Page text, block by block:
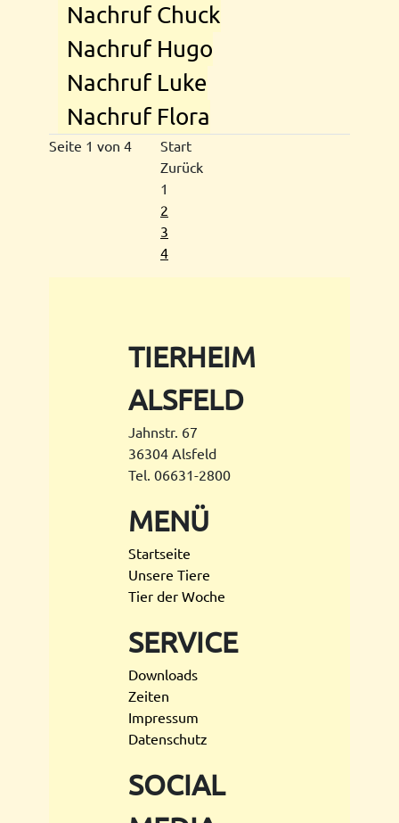
Nachruf Chuck
Nachruf Hugo
Nachruf Luke
Nachruf Flora
Seite 1 von 4
Start
Zurück
1
2
3
4
TIERHEIM
ALSFELD
Jahnstr. 67
36304 Alsfeld
Tel. 06631-2800
MENÜ
Startseite
Unsere Tiere
Tier der Woche
SERVICE
Downloads
Zeiten
Impressum
Datenschutz
SOCIAL